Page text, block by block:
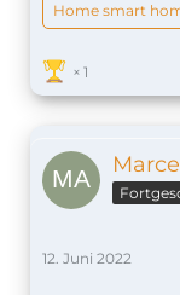
Home smart
1
12. Juni 2022